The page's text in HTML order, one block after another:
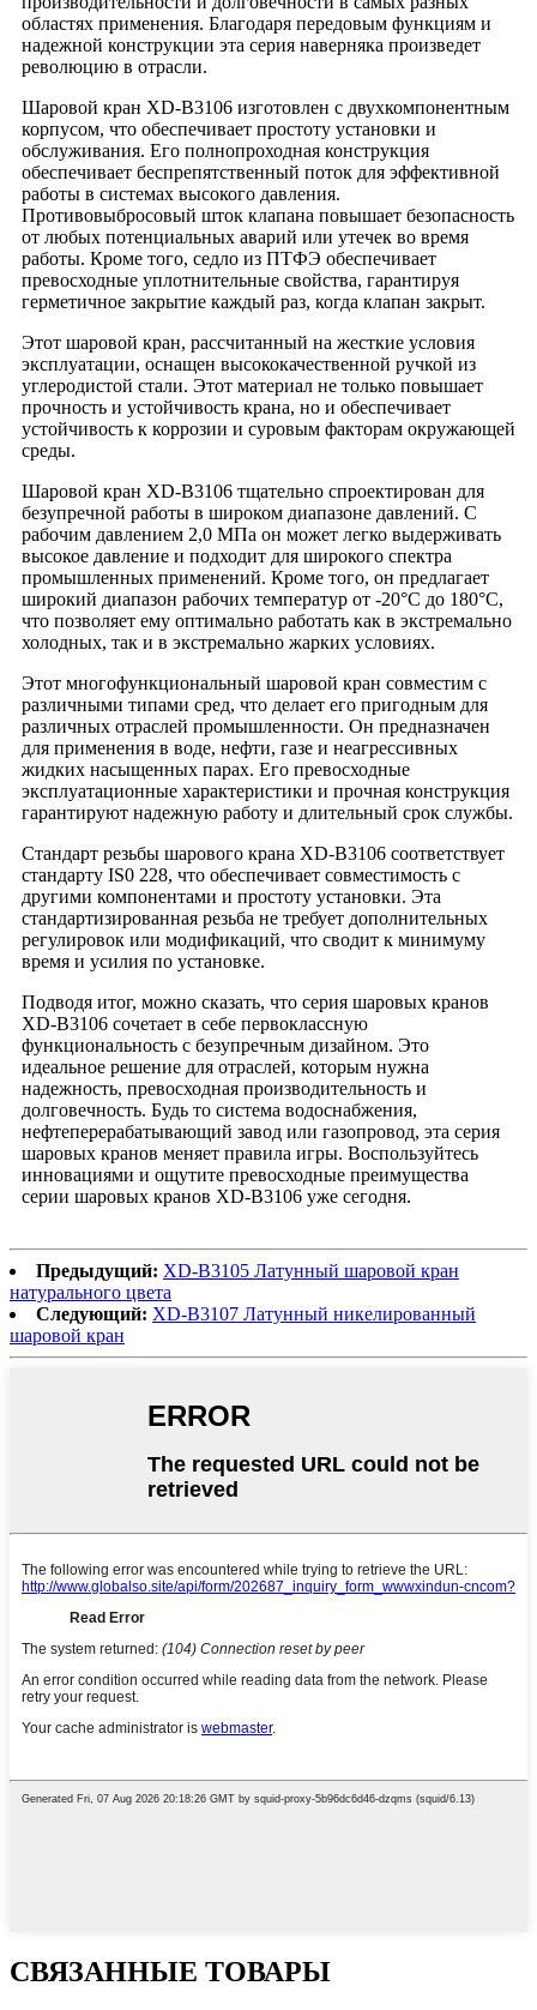
областях применения. Благодаря передовым функциям и
надежной конструкции эта серия наверняка произведет
революцию в отрасли.
Шаровой кран XD-B3106 изготовлен с двухкомпонентным
корпусом, что обеспечивает простоту установки и
обслуживания. Его полнопроходная конструкция
обеспечивает беспрепятственный поток для эффективной
работы в системах высокого давления.
Противовыбросовый шток клапана повышает безопасность
от любых потенциальных аварий или утечек во время
работы. Кроме того, седло из ПТФЭ обеспечивает
превосходные уплотнительные свойства, гарантируя
герметичное закрытие каждый раз, когда клапан закрыт.
Этот шаровой кран, рассчитанный на жесткие условия
эксплуатации, оснащен высококачественной ручкой из
углеродистой стали. Этот материал не только повышает
прочность и устойчивость крана, но и обеспечивает
устойчивость к коррозии и суровым факторам окружающей
среды.
Шаровой кран XD-B3106 тщательно спроектирован для
безупречной работы в широком диапазоне давлений. С
рабочим давлением 2,0 МПа он может легко выдерживать
высокое давление и подходит для широкого спектра
промышленных применений. Кроме того, он предлагает
широкий диапазон рабочих температур от -20°C до 180°C,
что позволяет ему оптимально работать как в экстремально
холодных, так и в экстремально жарких условиях.
Этот многофункциональный шаровой кран совместим с
различными типами сред, что делает его пригодным для
различных отраслей промышленности. Он предназначен
для применения в воде, нефти, газе и неагрессивных
жидких насыщенных парах. Его превосходные
эксплуатационные характеристики и прочная конструкция
гарантируют надежную работу и длительный срок службы.
Стандарт резьбы шарового крана XD-B3106 соответствует
стандарту IS0 228, что обеспечивает совместимость с
другими компонентами и простоту установки. Эта
стандартизированная резьба не требует дополнительных
регулировок или модификаций, что сводит к минимуму
время и усилия по установке.
Подводя итог, можно сказать, что серия шаровых кранов
XD-B3106 сочетает в себе первоклассную
функциональность с безупречным дизайном. Это
идеальное решение для отраслей, которым нужна
надежность, превосходная производительность и
долговечность. Будь то система водоснабжения,
нефтеперерабатывающий завод или газопровод, эта серия
шаровых кранов меняет правила игры. Воспользуйтесь
инновациями и ощутите превосходные преимущества
серии шаровых кранов XD-B3106 уже сегодня.
Предыдущий: XD-B3105 Латунный шаровой кран
натурального цвета
Следующий: XD-B3107 Латунный никелированный
шаровой кран
СВЯЗАННЫЕ ТОВАРЫ